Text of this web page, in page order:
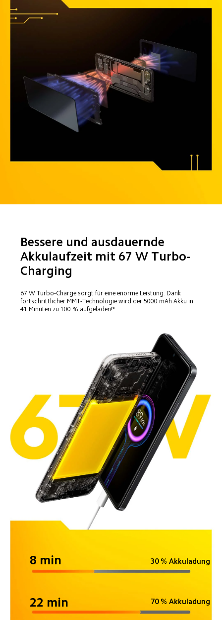
Bessere und ausdauernde
Akkulaufzeit mit 67 W Turbo-
Charging
67 W Turbo-Charge sorgt für eine enorme Leistung. Dank
fortschrittlicher MMT-Technologie wird der 5000 mAh Akku in
41 Minuten zu 100 % aufgeladen!*
22 min 70 % Akkuladung
30 % Akkuladung
8 min